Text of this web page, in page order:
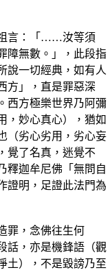
言：「……汝等須
障無數。」，此段指
說一切經典，如有人
方」，直是罪惡深
西方極樂世界乃阿彌
，妙心真心），猶如
（劣心劣用，劣心妄
覺了名真，迷覺不
釋迦牟尼佛「無問自
證明，足證此法門為
罪，念佛往生何
話，亦是機鋒語（觀
土），不是毀謗乃至